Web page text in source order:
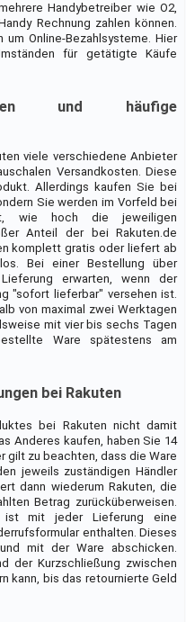
Handybetreiber wie O2,
Rechnung zahlen können.
Online-Bezahlsysteme. Hier
für getätigte Käufe
und häufige
viele verschiedene Anbieter
Versandkosten. Diese
Allerdings kaufen Sie bei
Sie werden im Vorfeld bei
wie hoch die jeweiligen
Anteil der bei Rakuten.de
komplett gratis oder liefert ab
Bei einer Bestellung über
erwarten, wenn der
"sofort lieferbar" versehen ist.
von maximal zwei Werktagen
mit vier bis sechs Tagen
Ware spätestens am
bei Rakuten
bei Rakuten nicht damit
Anderes kaufen, haben Sie 14
gilt zu beachten, dass die Ware
jeweils zuständigen Händler
dann wiederum Rakuten, die
Betrag zurücküberweisen.
ist mit jeder Lieferung eine
enthalten. Dieses
mit der Ware abschicken.
der Kurzschließung zwischen
kann, bis das retournierte Geld